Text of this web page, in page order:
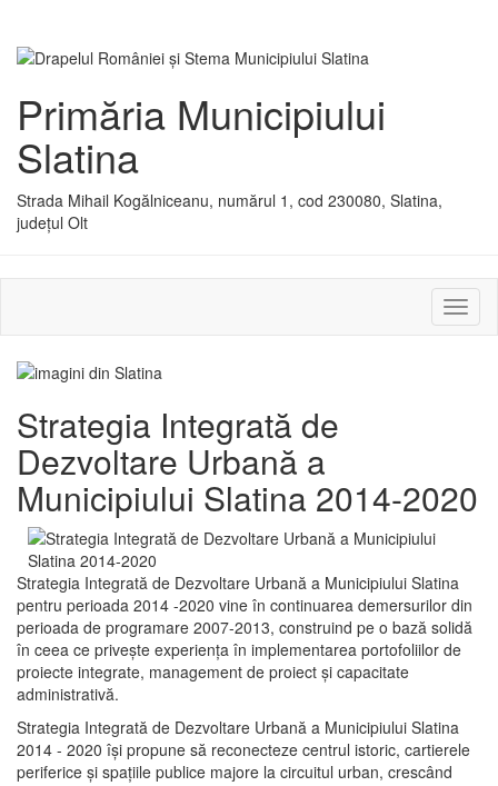
Primăria Municipiului
Slatina
Strada Mihail Kogălniceanu, numărul 1, cod 230080, Slatina,
județul Olt
sau
Strategia Integrată de
Dezvoltare Urbană a
Municipiului Slatina 2014-2020
Strategia Integrată de Dezvoltare Urbană a Municipiului Slatina
pentru perioada 2014 -2020 vine în continuarea demersurilor din
perioada de programare 2007-2013, construind pe o bază solidă
în ceea ce priveşte experienţa în implementarea portofoliilor de
proiecte integrate, management de proiect și capacitate
administrativă.
Strategia Integrată de Dezvoltare Urbană a Municipiului Slatina
2014 - 2020 își propune să reconecteze centrul istoric, cartierele
periferice şi spaţiile publice majore la circuitul urban, crescând